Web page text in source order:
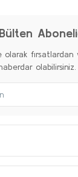
olarak fırsatlardan
olabilirsiniz.